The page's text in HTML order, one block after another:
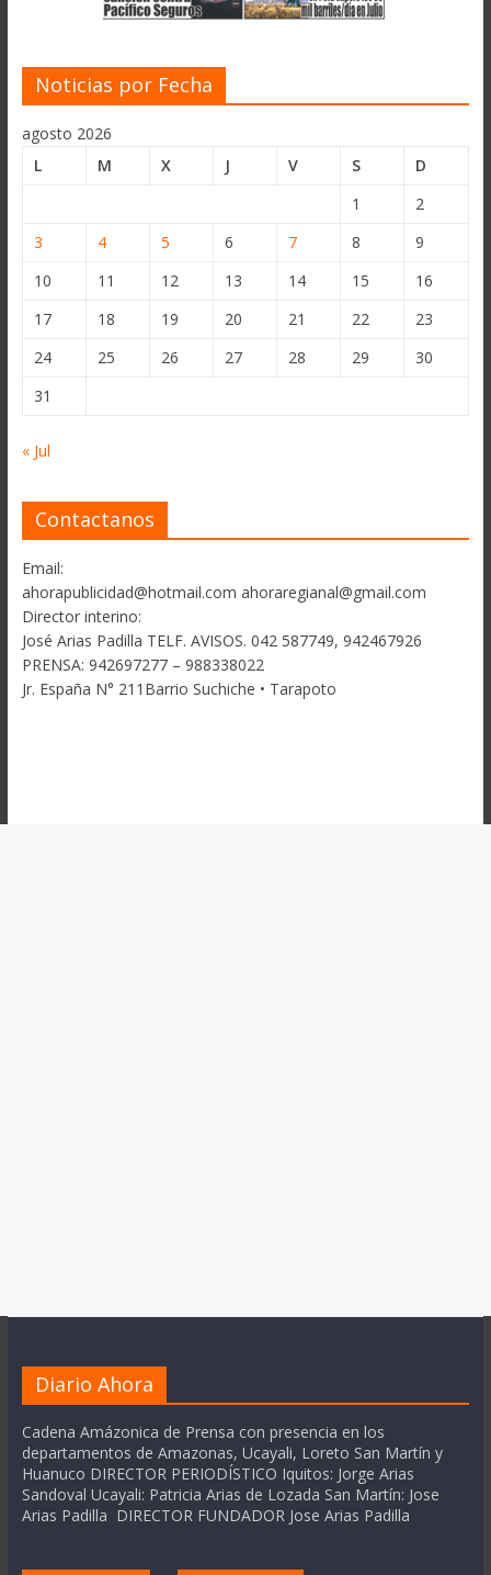
Noticias por Fecha
agosto 2026
L
M X J V S
D
1
2
3
4 5 6 7 8
9
10
11 12 13 14 15
16
17
18 19 20 21 22
23
24
25 26 27 28 29
30
31
« Jul
Contactanos
Email:
ahorapublicidad@hotmail.com ahoraregianal@gmail.com
Director interino:
José Arias Padilla TELF. AVISOS. 042 587749, 942467926
PRENSA: 942697277 – 988338022
Jr. España N° 211Barrio Suchiche • Tarapoto
Diario Ahora
Cadena Amázonica de Prensa con presencia en los
departamentos de Amazonas, Ucayali, Loreto San Martín y
Huanuco DIRECTOR PERIODÍSTICO Iquitos: Jorge Arias
Sandoval Ucayali: Patricia Arias de Lozada San Martín: Jose
Arias Padilla DIRECTOR FUNDADOR Jose Arias Padilla